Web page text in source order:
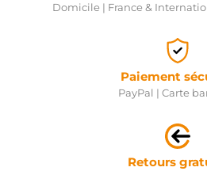
Domicile | France &
Paiement
PayPal | Carte
Retours